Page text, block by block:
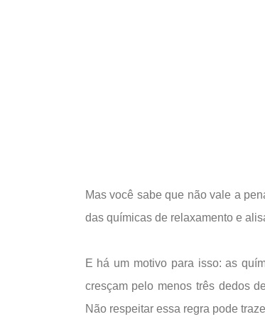
Mas você sabe que não vale a
das químicas de relaxamento e
E há um motivo para isso: as
cresçam pelo menos três dedos
Não respeitar essa regra pode